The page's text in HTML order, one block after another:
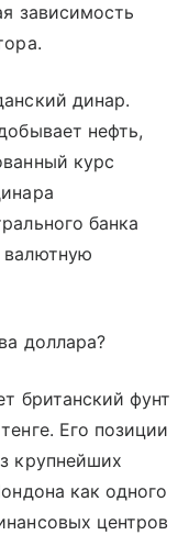
зависимость
динар.
нефть,
курс
банка
доллара?
британский фунт
Его позиции
крупнейших
как одного
центров